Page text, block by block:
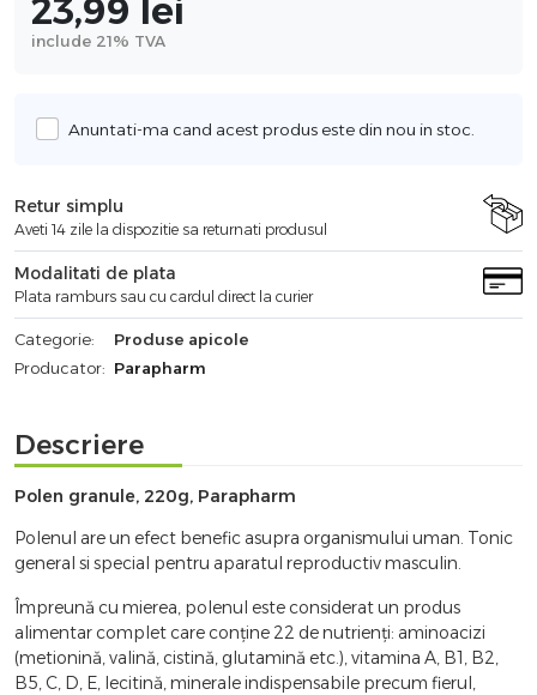
23,99 lei
include 21% TVA
Anuntati-ma cand acest produs este din nou in stoc.
Retur simplu
Aveti 14 zile la dispozitie sa returnati produsul
Modalitati de plata
Plata ramburs sau cu cardul direct la curier
Categorie:
Produse apicole
Producator: Parapharm
Descriere
Polen granule, 220g, Parapharm
Polenul are un efect benefic asupra organismului uman. Tonic
general si special pentru aparatul reproductiv masculin.
Împreună cu mierea, polenul este considerat un produs
alimentar complet care conţine 22 de nutrienţi: aminoacizi
(metionină, valină, cistină, glutamină etc.), vitamina A, B1, B2,
B5, C, D, E, lecitină, minerale indispensabile precum fierul,